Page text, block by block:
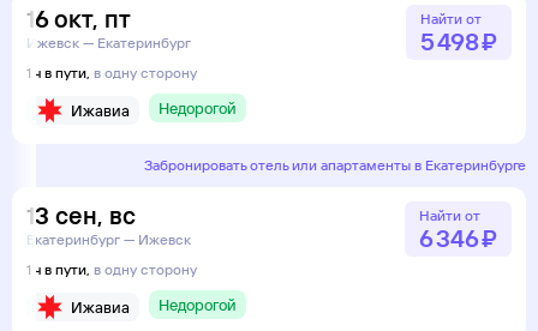
16 окт, пт
Ижевск — Екатеринбург
1 ч в пути, в одну сторону
Ижавиа Недорогой
Найти от
5 ⁠498 ⁠₽
Забронировать отель или апартаменты в Екатеринбурге
13 сен, вс
Екатеринбург — Ижевск
1 ч в пути, в одну сторону
Ижавиа Недорогой
Найти от
6 ⁠346 ⁠₽